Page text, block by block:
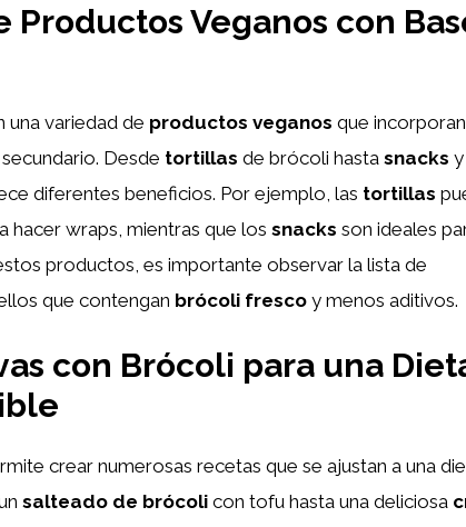
Productos Veganos con
una variedad de productos veganos que
Desde tortillas de brócoli hasta snacks y
diferentes beneficios. Por ejemplo, las tortillas
hacer wraps, mientras que los snacks son ideales
productos, es importante observar la lista de
que contengan brócoli fresco y menos aditivos.
con Brócoli para una
crear numerosas recetas que se ajustan a una
salteado de brócoli con tofu hasta una deliciosa